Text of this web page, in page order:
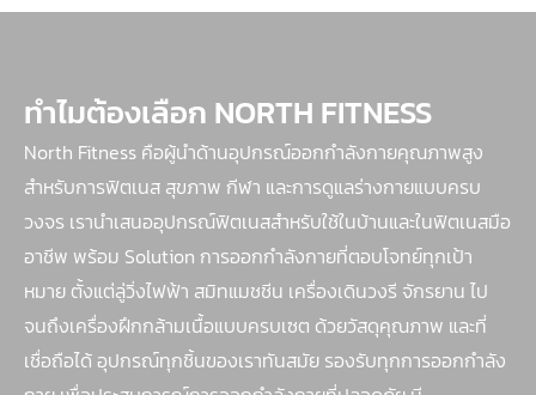
ทำไมต้องเลือก NORTH FITNESS
North Fitness คือผู้นำด้านอุปกรณ์ออกกำลังกายคุณภาพสูง
สำหรับการฟิตเนส สุขภาพ กีฬา และการดูแลร่างกายแบบครบ
วงจร เรานำเสนออุปกรณ์ฟิตเนสสำหรับใช้ในบ้านและในฟิตเนสมือ
อาชีพ พร้อม Solution การออกกำลังกายที่ตอบโจทย์ทุกเป้า
หมาย ตั้งแต่ลู่วิ่งไฟฟ้า สมิทแมชชีน เครื่องเดินวงรี จักรยาน ไป
จนถึงเครื่องฝึกกล้ามเนื้อแบบครบเซต ด้วยวัสดุคุณภาพ และที่
เชื่อถือได้ อุปกรณ์ทุกชิ้นของเราทันสมัย รองรับทุกการออกกำลัง